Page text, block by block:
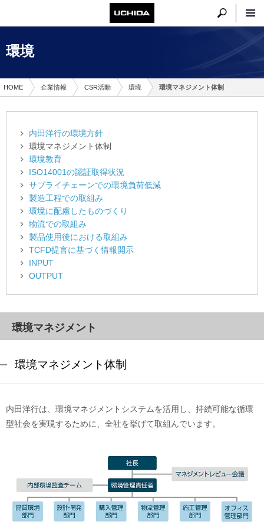
環境
HOME 企業情報 CSR活動 環境 環境マネジメント体制
内田洋行の環境方針
環境マネジメント体制
環境教育
ISO14001の認証取得状況
サプライチェーンでの環境負荷低減
製造工程での取組み
環境に配慮したものづくり
物流での取組み
製品使用後における取組み
TCFD提言に基づく情報開示
INPUT
OUTPUT
環境マネジメント
環境マネジメント体制
内田洋行は、環境マネジメントシステムを活用し、持続可能な循環
型社会を実現するために、全社を挙げて取組んでいます。